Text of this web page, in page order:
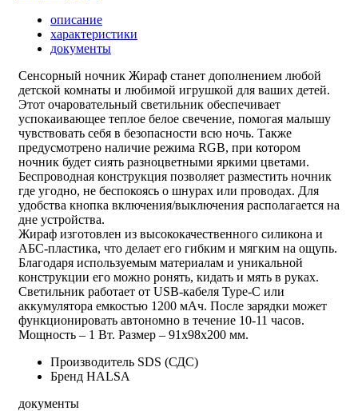
описание
характеристики
документы
Сенсорный ночник Жираф станет дополнением любой
детской комнаты и любимой игрушкой для ваших детей.
Этот очаровательный светильник обеспечивает
успокаивающее теплое белое свечение, помогая малышу
чувствовать себя в безопасности всю ночь. Также
предусмотрено наличие режима RGB, при котором
ночник будет сиять разноцветными яркими цветами.
Беспроводная конструкция позволяет разместить ночник
где угодно, не беспокоясь о шнурах или проводах. Для
удобства кнопка включения/выключения располагается на
дне устройства.
Жираф изготовлен из высококачественного силикона и
АБС-пластика, что делает его гибким и мягким на ощупь.
Благодаря используемым материалам и уникальной
конструкции его можно ронять, кидать и мять в руках.
Светильник работает от USB-кабеля Type-C или
аккумулятора емкостью 1200 мАч. После зарядки может
функционировать автономно в течение 10-11 часов.
Мощность – 1 Вт. Размер – 91x98x200 мм.
Производитель SDS (СДС)
Бренд HALSA
документы